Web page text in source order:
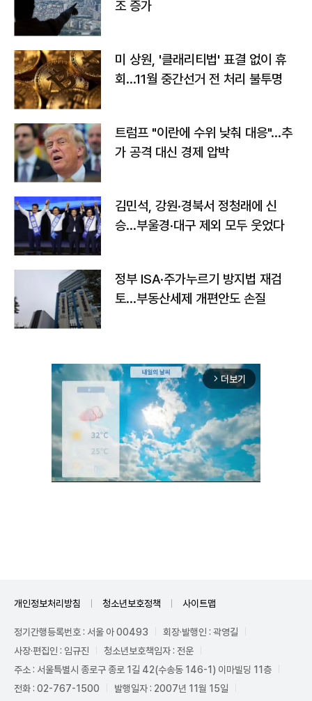
조 증가
미 상원, '클래리티법' 표결 없이 휴
회…11월 중간선거 전 처리 불투명
트럼프 "이란에 수위 낮춰 대응"…추
가 공격 대신 경제 압박
김민석, 강원·경북서 정청래에 신
승…부울경·대구 제외 모두 웃었다
정부 ISA·주가누르기 방지법 재검
토…부동산세제 개편안도 손질
arrow_forward_ios 더보기
개인정보처리방침 청소년보호정책 사이트맵
정기간행등록번호 : 서울 아 00493
회장·발행인 : 곽영길
사장·편집인 : 임규진
청소년보호책임자 : 전운
주소 : 서울특별시 종로구 종로 1길 42(수송동 146-1) 이마빌딩 11층
전화 : 02-767-1500
발행일자 : 2007년 11월 15일